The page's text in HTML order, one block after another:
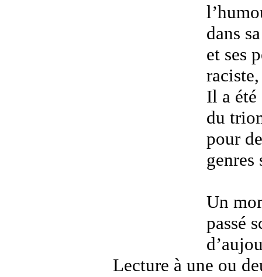
dans
et ses
Il a été
du
pour
genres
Un
passé
Lecture à une ou